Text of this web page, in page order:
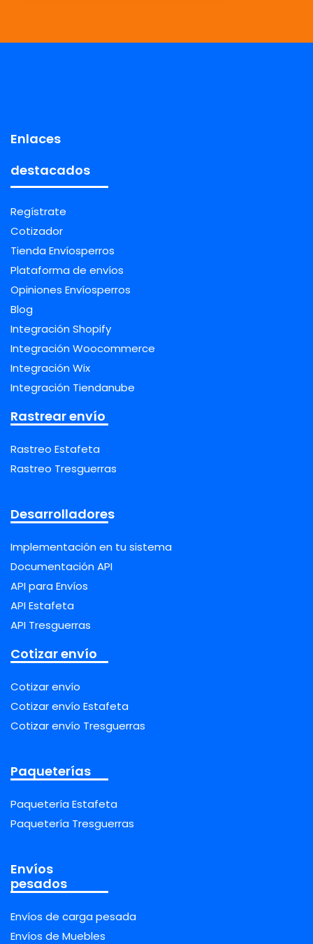
Enlaces
destacados
Regístrate
Cotizador
Tienda Envíosperros
Plataforma de envíos
Opiniones Envíosperros
Blog
Integración Shopify
Integración Woocommerce
Integración Wix
Integración Tiendanube
Rastrear envío
Rastreo Estafeta
Rastreo Tresguerras
Desarrolladores
Implementación en tu sistema
Documentación API
API para Envíos
API Estafeta
API Tresguerras
Cotizar envío
Cotizar envío
Cotizar envío Estafeta
Cotizar envío Tresguerras
Paqueterías
Paquetería Estafeta
Paquetería Tresguerras
Envíos
pesados
Envíos de carga pesada
Envíos de Muebles